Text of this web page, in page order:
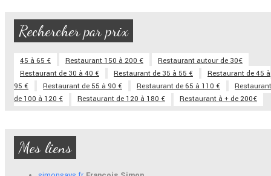
Rechercher par prix
45 à 65 € Restaurant 150 à 200 €
Restaurant autour de 30€
Restaurant de 30 à 40 €
Restaurant de 35 à 55 €
Restaurant de 45 à
95 €
Restaurant de 55 à 90 € Restaurant de 65 à 110 €
Restaurant
de 100 à 120 €
Restaurant de 120 à 180 € Restaurant à + de 200€
Mes liens